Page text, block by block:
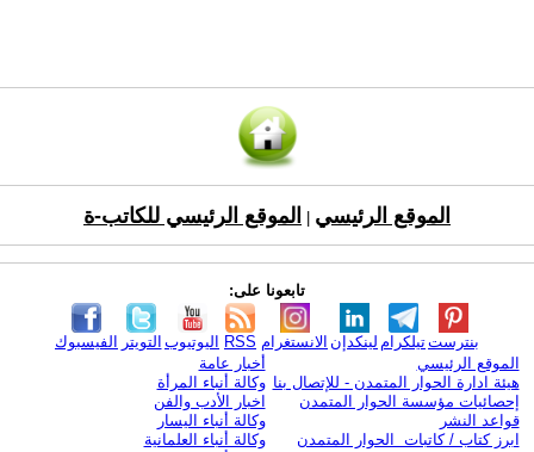
الموقع الرئيسي الموقع الرئيسي للكاتب-ة
تابعونا على:
الفيسبوك التويتر اليوتيوب RSS الانستغرام لينكدإن تيلكرامبنترست
الموقع الرئيسي
هيئة ادارة الحوار المتمدن - للإتصال بنا
إحصائيات مؤسسة الحوار المتمدن
قواعد النشر
ابرز كتاب / كاتبات الحوار المتمدن
أخبار عامة
وكالة أنباء المرأة
اخبار الأدب والفن
وكالة أنباء اليسار
وكالة أنباء العلمانية